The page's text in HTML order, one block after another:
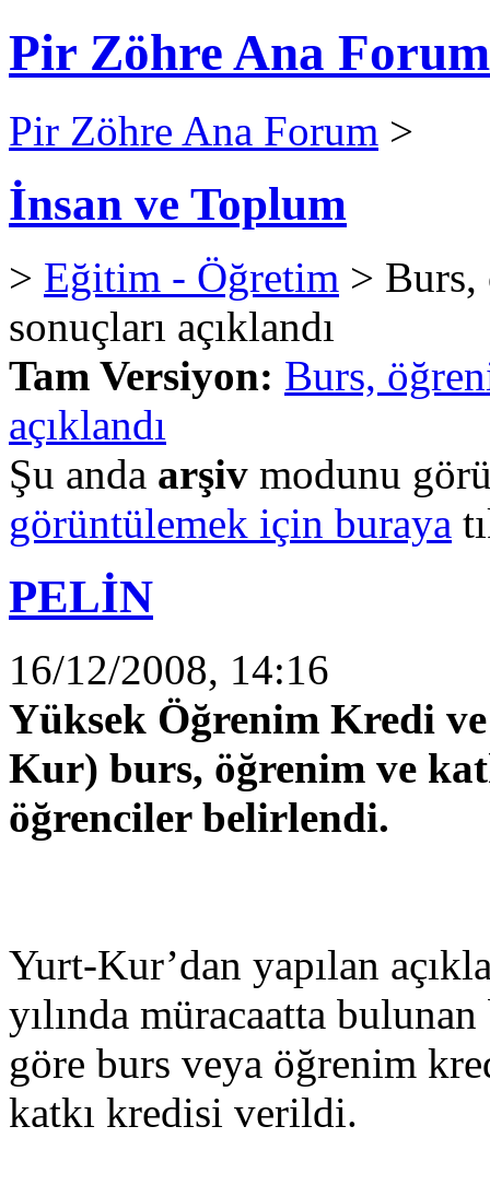
Pir Zöhre Ana Forum
Pir Zöhre Ana Forum >
İnsan ve Toplum
> Eğitim - Öğretim > Burs,
sonuçları açıklandı
Tam Versiyon: Burs,
açıklandı
Şu anda arşiv modunu
görüntülemek için buraya
PELİN
16/12/2008, 14:16
Yüksek Öğrenim Kredi
Kur) burs, öğrenim ve
öğrenciler belirlendi.
Yurt-Kur’dan yapılan
yılında müracaatta
göre burs veya öğrenim
katkı kredisi verildi.